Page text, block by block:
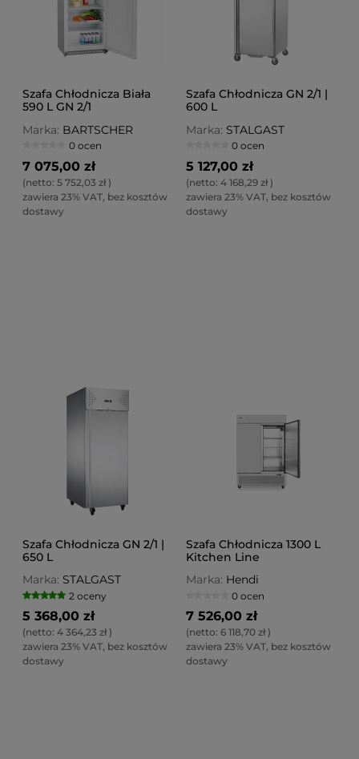
Szafa Chłodnicza Biała
590 L GN 2/1
Marka: BARTSCHER
0 ocen
7 075,00 zł
(netto: 5 752,03 zł)
zawiera 23% VAT, bez kosztów
dostawy
Szafa Chłodnicza GN 2/1 |
600 L
Marka: STALGAST
0 ocen
5 127,00 zł
(netto: 4 168,29 zł)
zawiera 23% VAT, bez kosztów
dostawy
Szafa Chłodnicza GN 2/1 |
650 L
Marka: STALGAST
2 oceny
5 368,00 zł
(netto: 4 364,23 zł)
zawiera 23% VAT, bez kosztów
dostawy
Szafa Chłodnicza 1300 L
Kitchen Line
Marka: Hendi
0 ocen
7 526,00 zł
(netto: 6 118,70 zł)
zawiera 23% VAT, bez kosztów
dostawy